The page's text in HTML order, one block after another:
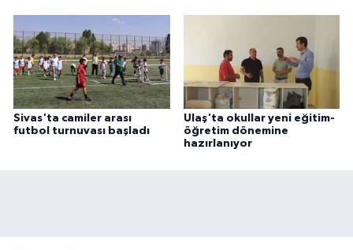
Sivas'ta camiler arası
futbol turnuvası başladı
Ulaş'ta okullar yeni eğitim-
öğretim dönemine
hazırlanıyor